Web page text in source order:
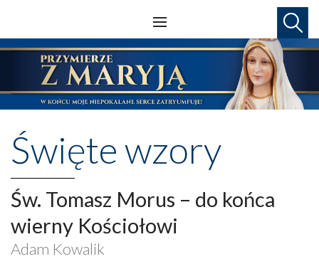
Święte wzory
Św. Tomasz Morus – do końca
wierny Kościołowi
Adam Kowalik